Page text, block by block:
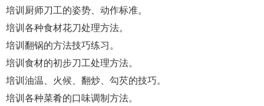
培训厨师刀工的姿势、动作标准。
培训各种食材花刀处理方法。
培训翻锅的方法技巧练习。
培训食材的初步刀工处理方法。
培训油温、火候、翻炒、勾芡的技巧。
培训各种菜肴的口味调制方法。